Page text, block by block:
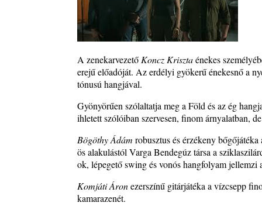
Magyar jazzmuzsikus szülők és zenész gyermekeik
rész: Vörös László + Vörösné Strausz Eszter + Vörös
Bence
2026. július 30.
The Next Generation — 11. rész: Horváth Szabolcs
2026. július 25.
Eged Márton: Old Songs
2026. július 25.
Zsári Tamás: Found and Lost
2026. július 24.
FREE JAZZ ALBUMS 2026 - 134. rész
2026. július 16.
A free jazz kiemelkedő alakjai - 79. rész: Marion
2026. július 13.
A zenekarvezető Koncz Krisztaénekes
erejű előadóját. Az erdélyi gyökerű énekesnő a
tónusú hangjával.
Gyönyörűen szólaltatja meg a Föld és az ég
ihletett szólóiban szervesen, finom árnyalatban,
Bögöthy Ádám robusztus és érzékeny
ös alakulástól Varga Bendegúz társa a
ok, lépegető swing és vonós hangfolyam jellemzi
Komjáti Áronezerszínű gitárjátéka a vízcsepp
kamarazenét.